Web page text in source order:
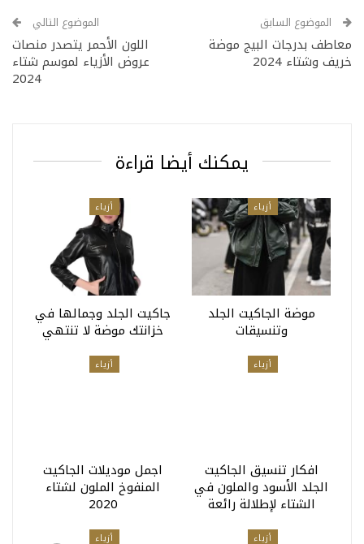
الموضوع السابق
معاطف بدرجات البيج موضة
خريف وشتاء 2024
الموضوع التالي
اللون الأحمر يتصدر منصات
عروض الأزياء لموسم شتاء
2024
يمكنك أيضا قراءة
أزياء
موضة الجاكيت الجلد
وتنسيقات
أزياء
جاكيت الجلد وجمالها في
خزانتك موضة لا تنتهي
أزياء
افكار تنسيق الجاكيت
الجلد الأسود والملون في
الشتاء لإطلالة رائعة
أزياء
اجمل موديلات الجاكيت
المنفوخ الملون لشتاء
2020
أزياء أزياء